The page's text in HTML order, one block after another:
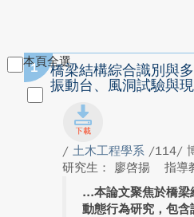
本頁全選
1
橋梁結構綜合識別與
振動台、風洞試驗與
/ 土木工程學系 /114/
研究生： 廖啓揚
指導
本論文聚焦於橋
動態行為研究，包